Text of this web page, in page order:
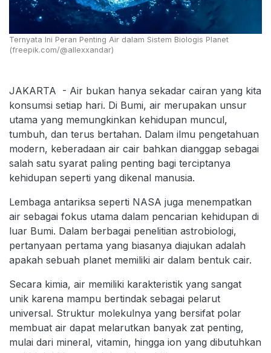
Ternyata Ini Peran Penting Air dalam Sistem Biologis Planet
(freepik.com/@allexxandar)
JAKARTA - Air bukan hanya sekadar cairan yang kita
konsumsi setiap hari. Di Bumi, air merupakan unsur
utama yang memungkinkan kehidupan muncul,
tumbuh, dan terus bertahan. Dalam ilmu pengetahuan
modern, keberadaan air cair bahkan dianggap sebagai
salah satu syarat paling penting bagi terciptanya
kehidupan seperti yang dikenal manusia.
Lembaga antariksa seperti NASA juga menempatkan
air sebagai fokus utama dalam pencarian kehidupan di
luar Bumi. Dalam berbagai penelitian astrobiologi,
pertanyaan pertama yang biasanya diajukan adalah
apakah sebuah planet memiliki air dalam bentuk cair.
Secara kimia, air memiliki karakteristik yang sangat
unik karena mampu bertindak sebagai pelarut
universal. Struktur molekulnya yang bersifat polar
membuat air dapat melarutkan banyak zat penting,
mulai dari mineral, vitamin, hingga ion yang dibutuhkan